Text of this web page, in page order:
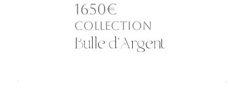
1650€
COLLECTION
Bulle d'Argent